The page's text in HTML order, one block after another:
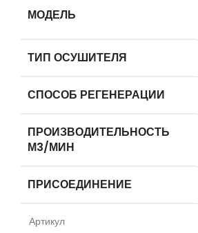
МОДЕЛЬ
ТИП ОСУШИТЕЛЯ
СПОСОБ РЕГЕНЕРАЦИИ
ПРОИЗВОДИТЕЛЬНОСТЬ
М3/МИН
ПРИСОЕДИНЕНИЕ
Артикул